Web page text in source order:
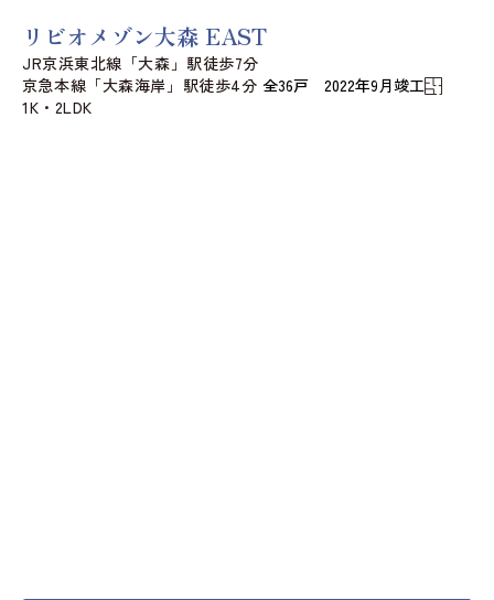
リビオメゾン大森 EAST
JR京浜東北線「大森」駅徒歩7分
京急本線「大森海岸」駅徒歩4分 全36戸 2022年9月竣工
1K・2LDK